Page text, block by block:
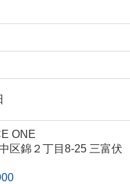
ONE
区錦２丁目8-25 三富伏